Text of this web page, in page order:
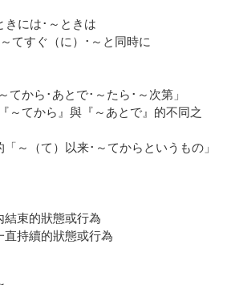
きには･～ときは
てすぐ（に）･～と同時に
てから･あとで･～たら･～次第」
～てから』與『～あとで』的不同之
～（て）以来･～てからというもの」
結束的狀態或行為
直持續的狀態或行為